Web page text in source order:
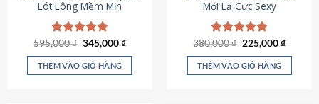
trên
trang
sản
phẩm
trên
trang
sản
phẩm
Lót Lông Mềm Mịn
Được xếp
hạng4.88
5 sao
595,000₫ Giá
là:
595,000 ₫.
345,000₫Giá
tại
THÊM VÀO GIỎ HÀNG
Mới Lạ Cực Sexy
Được xếp
hạng4.88
5 sao
380,000₫ Giá
là:
380,000 ₫.
225,000₫Giá
tại
THÊM VÀO GIỎ HÀNG